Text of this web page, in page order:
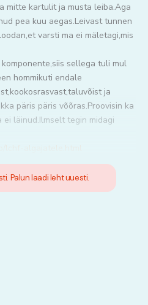
mitte kartulit ja musta leiba.Aga
pea kuu aegas.Leivast tunnen
varsti ma ei mäletagi,mis
sellega tuli mul
hommikuti endale
ja
päris päris võõras.Proovisin ka
läinud.Ilmselt tegin midagi
Palun laadi leht uuesti.